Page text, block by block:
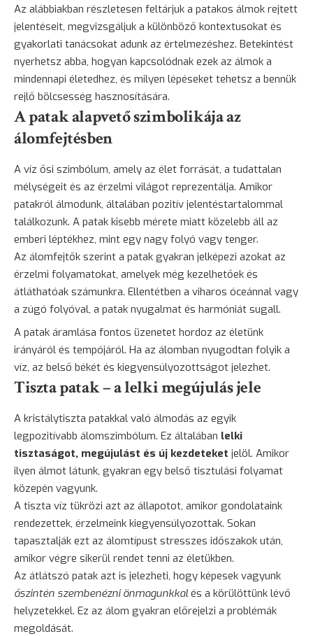
Az alábbiakban részletesen feltárjuk a patakos álmok rejtett
jelentéseit, megvizsgáljuk a különböző kontextusokat és
gyakorlati tanácsokat adunk az értelmezéshez. Betekintést
nyerhetsz abba, hogyan kapcsolódnak ezek az álmok a
mindennapi életedhez, és milyen lépéseket tehetsz a bennük
rejlő bölcsesség hasznosítására.
A patak alapvető szimbolikája az
álomfejtésben
A víz ősi szimbólum, amely az élet forrását, a tudattalan
mélységeit és az érzelmi világot reprezentálja. Amikor
patakról álmodunk, általában pozitív jelentéstartalommal
találkozunk. A patak kisebb mérete miatt közelebb áll az
emberi léptékhez, mint egy nagy folyó vagy tenger.
Az álomfejtők szerint a patak gyakran jelképezi azokat az
érzelmi folyamatokat, amelyek még kezelhetőek és
átláthatóak számunkra. Ellentétben a viharos óceánnal vagy
a zúgó folyóval, a patak nyugalmat és harmóniát sugall.
A patak áramlása fontos üzenetet hordoz az életünk
irányáról és tempójáról. Ha az álomban nyugodtan folyik a
víz, az belső békét és kiegyensúlyozottságot jelezhet.
Tiszta patak – a lelki megújulás jele
A kristálytiszta patakkal való álmodás az egyik
legpozitívabb álomszimbólum. Ez általában lelki
tisztaságot, megújulást és új kezdeteket jelöl. Amikor
ilyen álmot látunk, gyakran egy belső tisztulási folyamat
közepén vagyunk.
A tiszta víz tükrözi azt az állapotot, amikor gondolataink
rendezettek, érzelmeink kiegyensúlyozottak. Sokan
tapasztalják ezt az álomtípust stresszes időszakok után,
amikor végre sikerül rendet tenni az életükben.
Az átlátszó patak azt is jelezheti, hogy képesek vagyunk
őszintén szembenézni önmagunkkalés a körülöttünk lévő
helyzetekkel. Ez az álom gyakran előrejelzi a problémák
megoldását.